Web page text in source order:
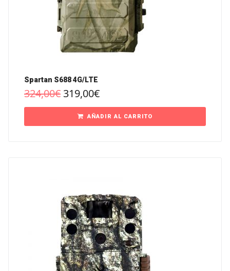
Spartan S688 4G/LTE
324,00€ 319,00€
AÑADIR AL CARRITO